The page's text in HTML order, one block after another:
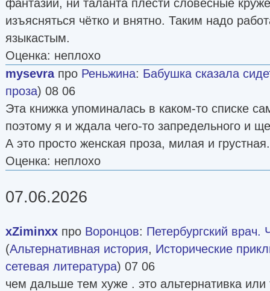
фантазии, ни таланта плести словесные
изъясняться чётко и внятно. Таким надо
языкастым.
Оценка: неплохо
mysevraпро Реньжина: Бабушка сказала
проза) 08 06
Эта книжка упоминалась в каком-то списке
поэтому я и ждала чего-то запредельного и
А это просто женская проза, милая и
Оценка: неплохо
07.06.2026
xZiminxx про Воронцов: Петербургский врач.
(Альтернативная история, Исторические
сетевая литература) 07 06
чем дальше тем хуже . это альтернативка или